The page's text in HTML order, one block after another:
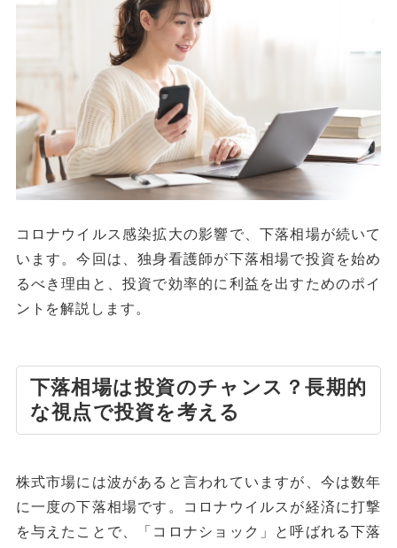
コロナウイルス感染拡大の影響で、下落相場が続いて
います。今回は、独身看護師が下落相場で投資を始め
るべき理由と、投資で効率的に利益を出すためのポイ
ントを解説します。
下落相場は投資のチャンス？長期的
な視点で投資を考える
株式市場には波があると言われていますが、今は数年
に一度の下落相場です。コロナウイルスが経済に打撃
を与えたことで、「コロナショック」と呼ばれる下落